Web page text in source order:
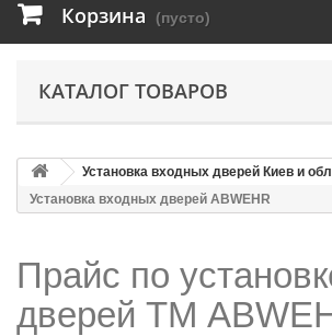
Корзина (пусто)
КАТАЛОГ ТОВАРОВ
Установка входных дверей Киев и
Установка входных дверей ABWEHR
Прайс по
дверей ТМ